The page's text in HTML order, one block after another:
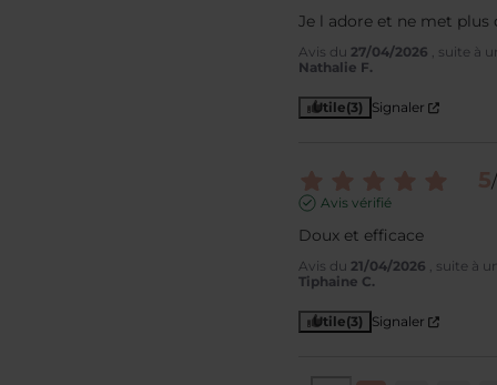
Je l adore et ne met plus
Avis du 27/04/2026 , suite à
Nathalie F.
Utile(3) Signaler
5/
Avis vérifié
Doux et efficace
Avis du 21/04/2026 , suite à
Tiphaine C.
Utile(3) Signaler